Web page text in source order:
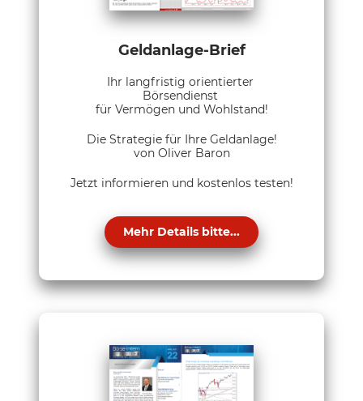
Geldanlage-Brief
Ihr langfristig orientierter
Börsendienst
für Vermögen und Wohlstand!
Die Strategie für Ihre Geldanlage!
von Oliver Baron
Jetzt informieren und kostenlos testen!
Mehr Details bitte...